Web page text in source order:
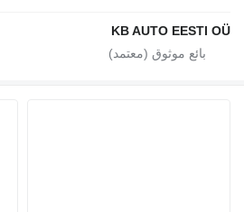
KB AUTO EESTI